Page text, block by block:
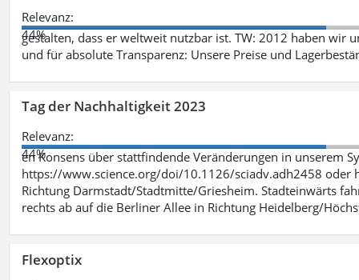
Relevanz:
44%
gestalten, dass er weltweit nutzbar ist. TW: 2012 haben wir
und für absolute Transparenz: Unsere Preise und
Tag der Nachhaltigkeit 2023
Relevanz:
44%
en Konsens über stattfindende Veränderungen in unserem
https://www.science.org/doi/10.1126/sciadv.adh2458
Richtung Darmstadt/Stadtmitte/Griesheim. Stadteinwärts
rechts ab auf die Berliner Allee in Richtung Heidelberg/
Flexoptix